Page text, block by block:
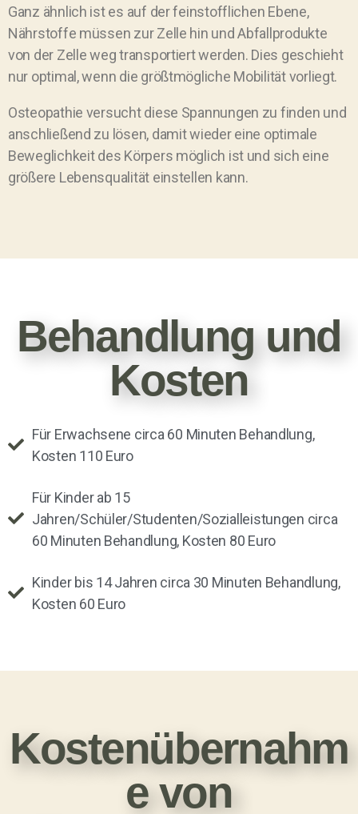
Ganz ähnlich ist es auf der feinstofflichen Ebene,
Nährstoffe müssen zur Zelle hin und Abfallprodukte
von der Zelle weg transportiert werden. Dies geschieht
nur optimal, wenn die größtmögliche Mobilität vorliegt.
Osteopathie versucht diese Spannungen zu finden und
anschließend zu lösen, damit wieder eine optimale
Beweglichkeit des Körpers möglich ist und sich eine
größere Lebensqualität einstellen kann.
Behandlung und
Kosten
Für Erwachsene circa 60 Minuten Behandlung,
Kosten 110 Euro
Für Kinder ab 15
Jahren/Schüler/Studenten/Sozialleistungen circa
60 Minuten Behandlung, Kosten 80 Euro
Kinder bis 14 Jahren circa 30 Minuten Behandlung,
Kosten 60 Euro
Kostenübernahm
e von